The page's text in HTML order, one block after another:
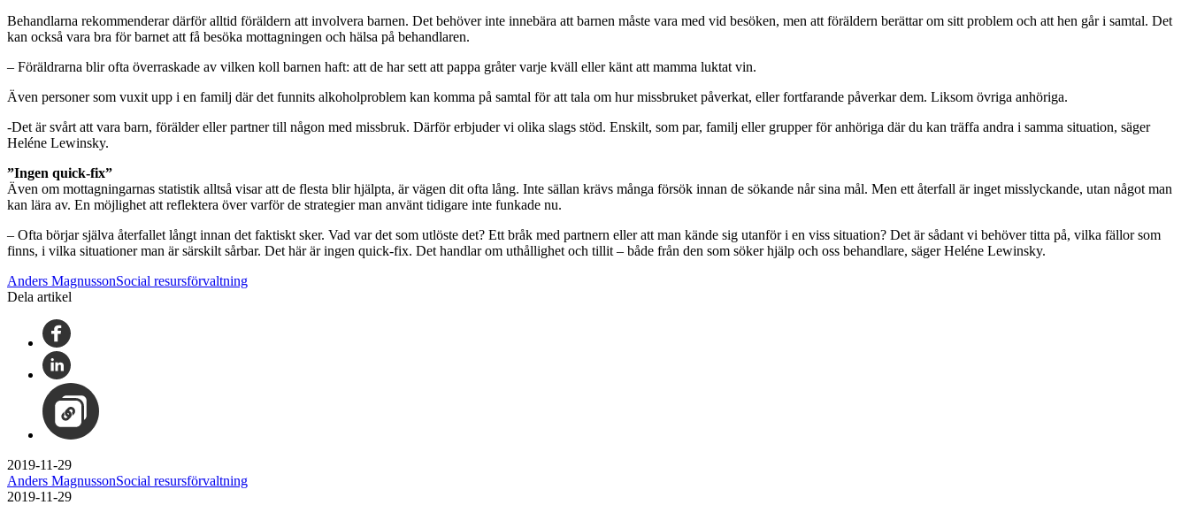
Behandlarna rekommenderar därför alltid föräldern att involvera barnen. Det behöver inte innebära att barnen måste vara med vid besöken, men att föräldern berättar om sitt problem och att hen går i samtal. Det
kan också vara bra för barnet att få besöka mottagningen och hälsa på behandlaren.
– Föräldrarna blir ofta överraskade av vilken koll barnen haft: att de har sett att pappa gråter varje kväll eller känt att mamma luktat vin.
Även personer som vuxit upp i en familj där det funnits alkoholproblem kan komma på samtal för att tala om hur missbruket påverkat, eller fortfarande påverkar dem. Liksom övriga anhöriga.
-Det är svårt att vara barn, förälder eller partner till någon med missbruk. Därför erbjuder vi olika slags stöd. Enskilt, som par, familj eller grupper för anhöriga där du kan träffa andra i samma situation, säger
Heléne Lewinsky.
”Ingen quick-fix”
Även om mottagningarnas statistik alltså visar att de flesta blir hjälpta, är vägen dit ofta lång. Inte sällan krävs många försök innan de sökande når sina mål. Men ett återfall är inget misslyckande, utan något man
kan lära av. En möjlighet att reflektera över varför de strategier man använt tidigare inte funkade nu.
– Ofta börjar själva återfallet långt innan det faktiskt sker. Vad var det som utlöste det? Ett bråk med partnern eller att man kände sig utanför i en viss situation? Det är sådant vi behöver titta på, vilka fällor som
finns, i vilka situationer man är särskilt sårbar. Det här är ingen quick-fix. Det handlar om uthållighet och tillit – både från den som söker hjälp och oss behandlare, säger Heléne Lewinsky.
Anders MagnussonSocial resursförvaltning
Dela artikel
2019-11-29
Anders MagnussonSocial resursförvaltning
2019-11-29